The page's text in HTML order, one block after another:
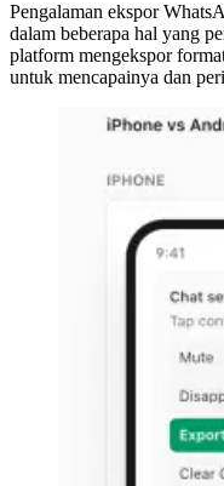
Pengalaman ekspor
dalam beberapa hal yang
platform mengekspor
untuk mencapainya dan